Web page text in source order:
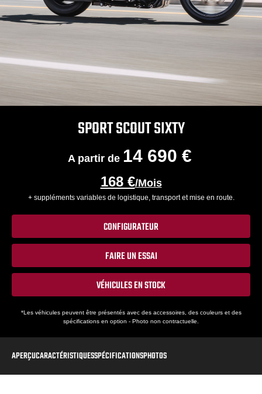
SPORT SCOUT SIXTY
A partir de 14 690 €
168 €/Mois
+ suppléments variables de logistique, transport et mise en route.
CONFIGURATEUR
FAIRE UN ESSAI
VÉHICULES EN STOCK
*Les véhicules peuvent être présentés avec des accessoires, des couleurs et des
spécifications en option - Photo non contractuelle.
APERÇUCARACTÉRISTIQUESSPÉCIFICATIONSPHOTOS